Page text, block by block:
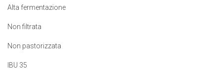
Alta fermentazione
Non filtrata
Non pastorizzata
IBU 35